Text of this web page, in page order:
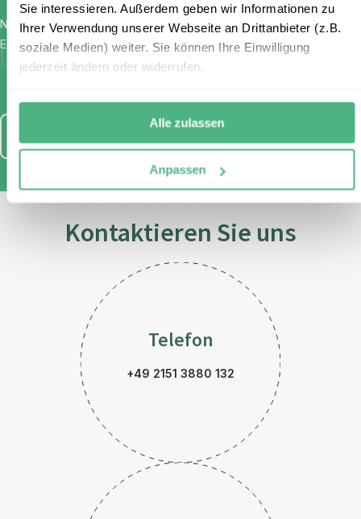
Sie interessieren. Außerdem geben wir Informationen zu
Ihrer Verwendung unserer Webseite an Drittanbieter (z.B.
soziale Medien) weiter. Sie können Ihre Einwilligung
jederzeit ändern oder widerrufen.
Alle zulassen
Anpassen
Name *
E-Mail *
Ich habe die Bestimmungen zumDatenschutzgelesen und
stimme diesen zu.
Kontaktieren Sie uns
Telefon
+49 2151 3880 132